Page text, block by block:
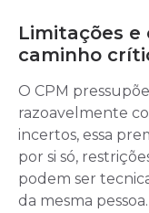
Limitações e
caminho
O CPM
razoavelmente
incertos, essa
por si só,
podem ser
da mesma